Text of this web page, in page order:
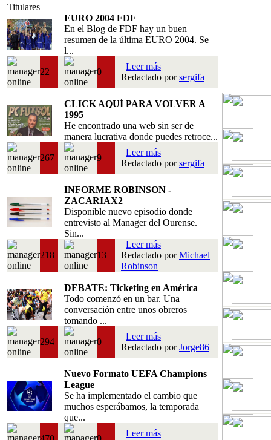
Titulares
EURO 2004 FDF
En el Blog de FDF hay un buen
resumen de la última EURO 2004. Se
l...
22 0
Leer más
Redactado porsergifa
CLICK AQUÍ PARA VOLVER A
1995
He encontrado una web sin ser de
manera lucrativa donde puedes retroce...
267 9
Leer más
Redactado porsergifa
INFORME ROBINSON -
ZACARIAX2
Disponible nuevo episodio donde
entrevisto al Manager del Ourense.
Sin...
218 13
Leer más
Redactado porMichael
Robinson
DEBATE: Ticketing en América
Todo comenzó en un bar. Una
conversación entre unos obreros
tomando ...
294 0
Leer más
Redactado porJorge86
Nuevo Formato UEFA Champions
League
Se ha implementado el cambio que
muchos esperábamos, la temporada
que...
Leer más